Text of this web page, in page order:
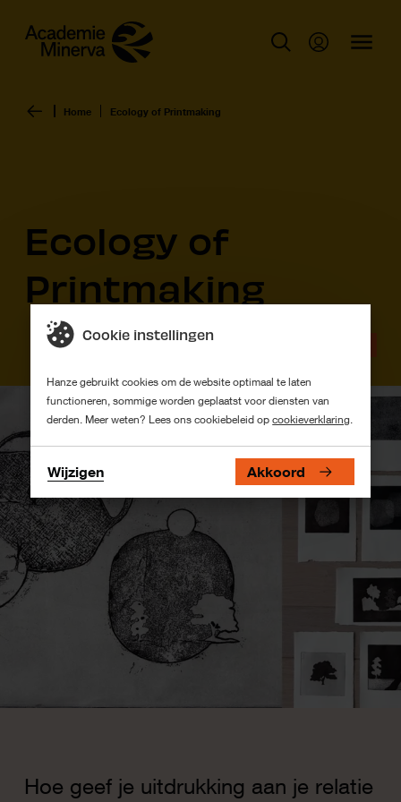
Home Ecology of Printmaking
Ecology of
Printmaking
Hoe geef je uitdrukking aan je relatie
Cookie instellingen
Hanze gebruikt cookies om de website optimaal te laten
functioneren, sommige worden geplaatst voor diensten van
derden. Meer weten? Lees ons cookiebeleid opcookieverklaring.
Wijzigen Akkoord